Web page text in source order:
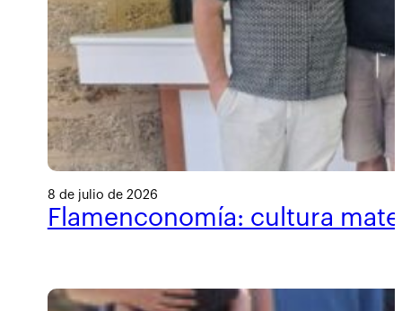
8 de julio de 2026
Flamenconomía: cultura